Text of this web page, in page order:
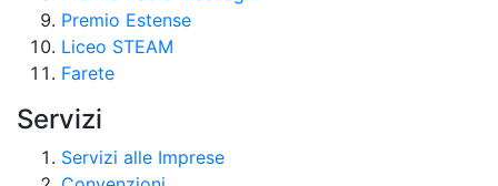
Premio Estense
Liceo STEAM
Farete
Servizi
Servizi alle Imprese